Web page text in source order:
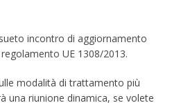
incontro di aggiornamento
UE 1308/2013.
modalità di trattamento più
una riunione dinamica, se volete